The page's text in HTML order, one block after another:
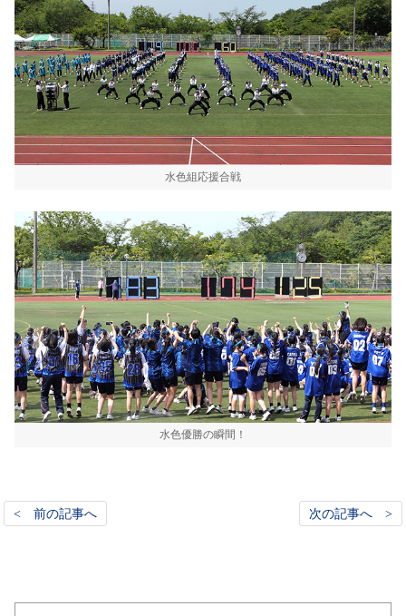
水色組応援合戦
水色優勝の瞬間！
< 前の記事へ 次の記事へ >